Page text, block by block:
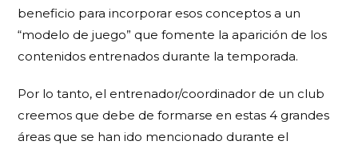
beneficio para incorporar esos conceptos a un
“modelo de juego” que fomente la aparición de los
contenidos entrenados durante la temporada.
Por lo tanto, el entrenador/coordinador de un club
creemos que debe de formarse en estas 4 grandes
áreas que se han ido mencionado durante el